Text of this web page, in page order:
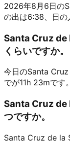
2026年8月6日の
の出は6:38、日の
Santa Cruz de
くらいですか。
今日のSanta
でが11h 23mです。
Santa Cruz de
つですか。
Santa Cruz de la